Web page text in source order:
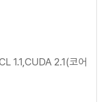
1.1,CUDA 2.1(코어